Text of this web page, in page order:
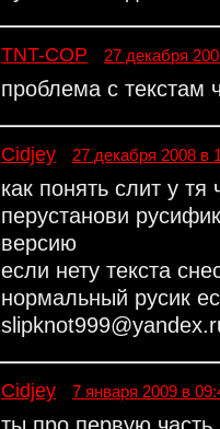
TNT-COP 27 декабря
проблема с текстам
Cidjey 27 декабря 2008 в
как понять слит у тя
перустанови
версию
если нету текста
нормальный русик
Cidjey 7 января 2009 в